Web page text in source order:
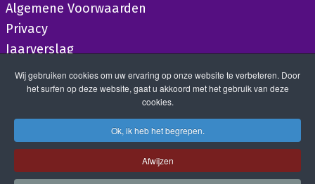
Algemene Voorwaarden
Privacy
Jaarverslag
Wij gebruiken cookies om uw ervaring op onze website te verbeteren. Door
het surfen op deze website, gaat u akkoord met het gebruik van deze
cookies.
Ok, ik heb het begrepen.
Afwijzen